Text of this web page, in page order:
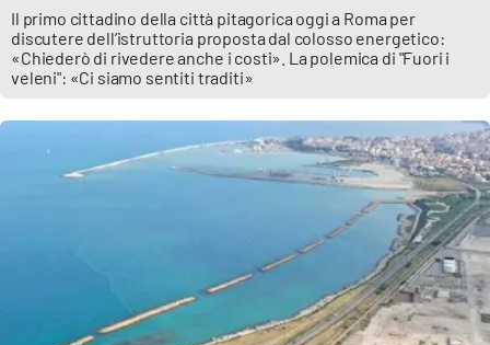
Il primo cittadino della città pitagorica oggi a Roma per
discutere dell’istruttoria proposta dal colosso energetico:
«Chiederò di rivedere anche i costi». La polemica di "Fuori i
veleni": «Ci siamo sentiti traditi»